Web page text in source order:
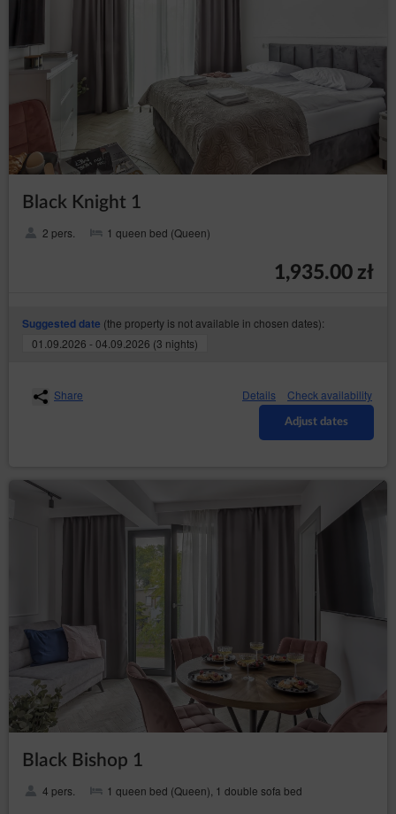
Black Knight 1
2 pers. 1 queen bed (Queen)
1,935.00 zł
Suggested date (the property is not available in chosen dates):
01.09.2026 - 04.09.2026 (3 nights)
Share Details Check availability
Adjust dates
Black Bishop 1
4 pers. 1 queen bed (Queen), 1 double sofa bed